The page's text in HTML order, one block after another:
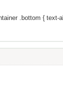
.bottom { text-